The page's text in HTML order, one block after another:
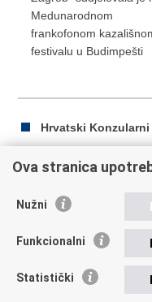
Medunarodnom
frankofonom
festivalu u Budimpešti
Hrvatski Konzularni
Ispiši
Podijeli
Facebooku
Twitteru
Republika
Trg N.Š. Zrinskog 7-8,
Ova stranica
Nužni
Funkcionalni
Statistički